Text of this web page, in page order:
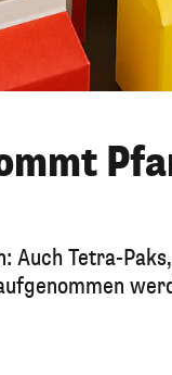
Tetra-